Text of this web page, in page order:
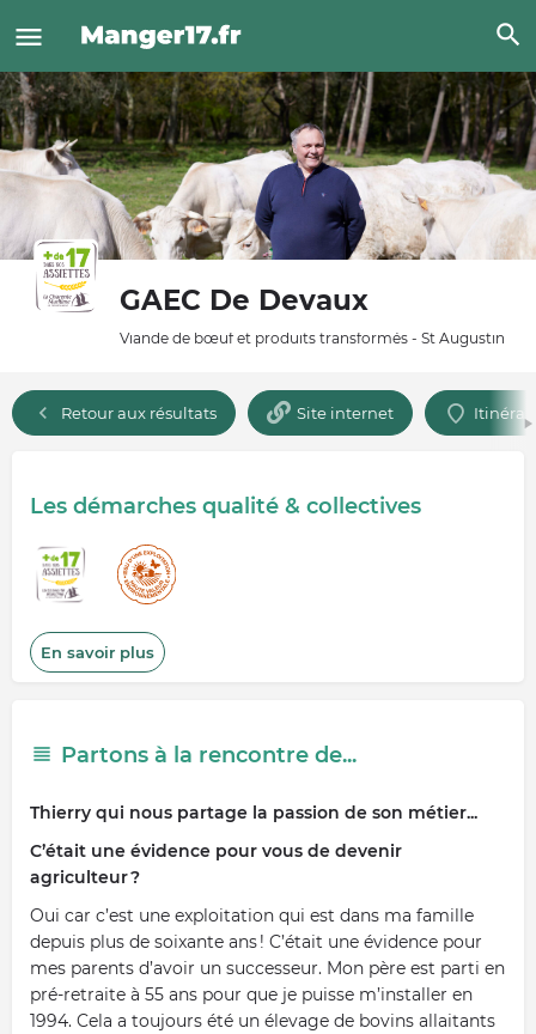
GAEC De Devaux
Viande de bœuf et produits transformés - St Augustin
Retour aux résultats Site internet
Les démarches qualité & collectives
En savoir plus
Partons à la rencontre de...
Thierry qui nous partage la passion de son métier...
C’était une évidence pour vous de devenir
agriculteur ?
Oui car c’est une exploitation qui est dans ma famille
depuis plus de soixante ans ! C’était une évidence pour
mes parents d’avoir un successeur. Mon père est parti en
pré-retraite à 55 ans pour que je puisse m’installer en
1994. Cela a toujours été un élevage de bovins allaitants